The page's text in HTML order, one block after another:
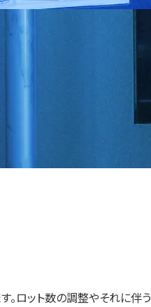
ロット数の調整やそれに伴う